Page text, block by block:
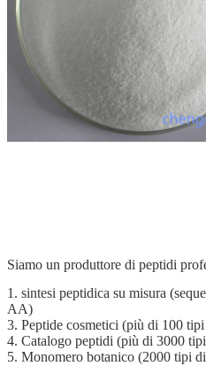
Siamo un produttore di peptidi
1. sintesi peptidica su misura
AA)
3. Peptide cosmetici (più di 100
4. Catalogo peptidi (più di 3000
5. Monomero botanico (2000 tipi